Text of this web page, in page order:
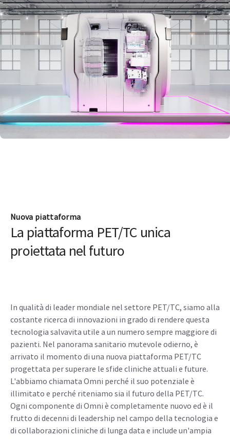
Nuova piattaforma
La piattaforma PET/TC unica
proiettata nel futuro
In qualità di leader mondiale nel settore PET/TC, siamo alla
costante ricerca di innovazioni in grado di rendere questa
tecnologia salvavita utile a un numero sempre maggiore di
pazienti. Nel panorama sanitario mutevole odierno, è
arrivato il momento di una nuova piattaforma PET/TC
progettata per superare le sfide cliniche attuali e future.
L'abbiamo chiamata Omni perché il suo potenziale è
illimitato e perché riteniamo sia il futuro della PET/TC.
Ogni componente di Omni è completamente nuovo ed è il
frutto di decenni di leadership nel campo della tecnologia e
di collaborazioni cliniche di lunga data e include un'ampia